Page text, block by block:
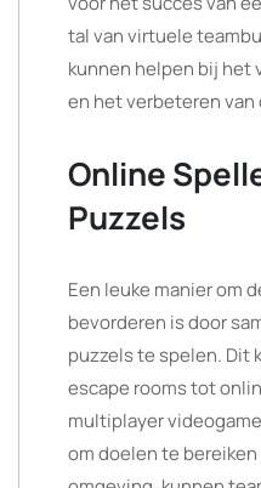
tal van virtuele
kunnen helpen bij het
en het verbeteren van
Online
Puzzels
Een leuke manier om
bevorderen is door
puzzels te spelen. Dit
escape rooms tot
multiplayer
om doelen te